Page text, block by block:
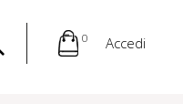
0 Accedi